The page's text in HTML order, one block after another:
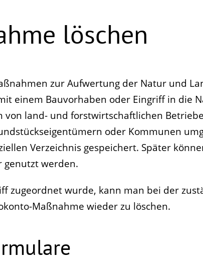
löschen
zur Aufwertung der Natur und
einem Bauvorhaben oder Eingriff in die
von land- und forstwirtschaftlichen
oder Kommunen
Verzeichnis gespeichert. Später
genutzt werden.
zugeordnet wurde, kann man bei der
Maßnahme wieder zu löschen.